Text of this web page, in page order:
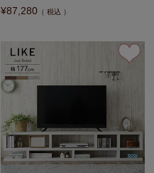
¥87,280 税込